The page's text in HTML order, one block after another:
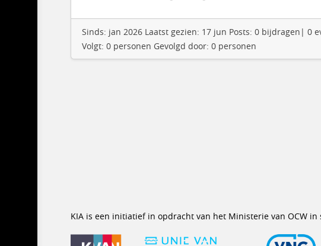
Sinds: jan 2026 Laatst gezien: 17 jun Posts: 0 bijdragen|
Volgt: 0 personen Gevolgd door: 0 personen
KIA is een initiatief in opdracht van het Ministerie van OCW in